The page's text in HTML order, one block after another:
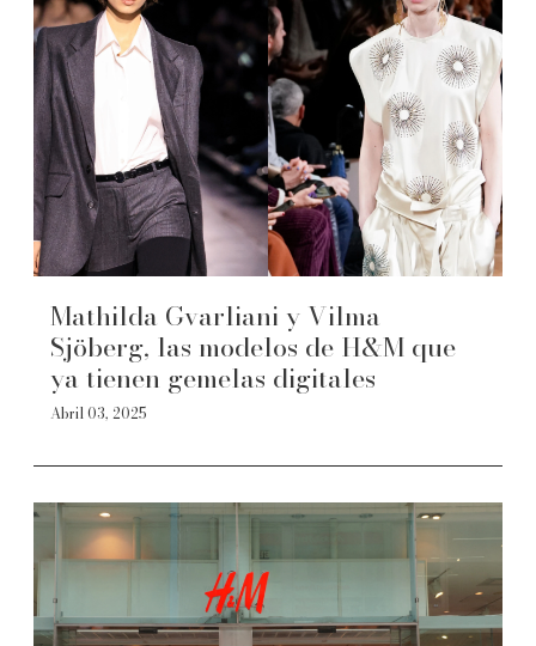
Mathilda Gvarliani y Vilma
Sjöberg, las modelos de H&M que
ya tienen gemelas digitales
Abril 03, 2025